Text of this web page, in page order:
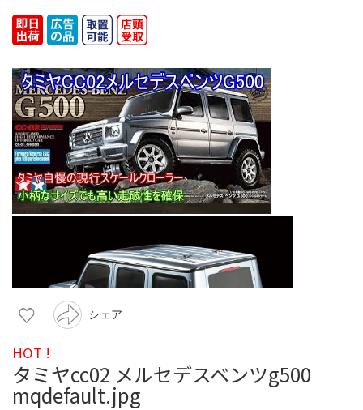
シェア
HOT !
タミヤcc02 メルセデスベンツg500
mqdefault.jpg